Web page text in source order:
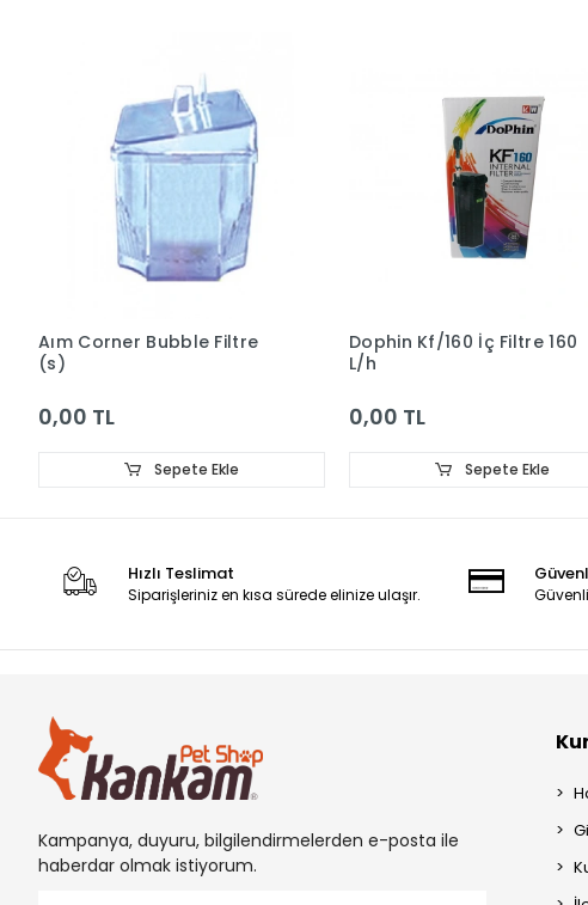
Aım Corner Bubble Filtre
(s)
0,00 TL
Sepete Ekle
Dophin Kf/160 İç Filtre 160
L/h
0,00 TL
Sepete Ekle
Hızlı Teslimat
Siparişleriniz en kısa sürede elinize ulaşır.
Kampanya, duyuru, bilgilendirmelerden e-posta ile
haberdar olmak istiyorum.